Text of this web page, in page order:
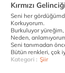
Kırmızı
Seni her
Korkuyorum.
Burkuluyor
Neden,
Seni tanımadan
Bütün renkleri, çok
Kategori : Şiir